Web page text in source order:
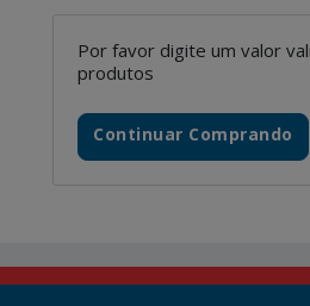
Por favor digite um valor
produtos
Continuar Comprando